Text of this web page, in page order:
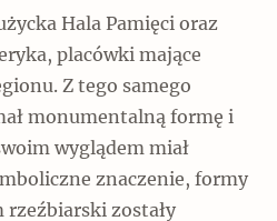
windy w Warszawie
Hala Pamięci oraz
placówki mające
Z tego samego
monumentalną formę i
wyglądem miał
znaczenie, formy
zostały